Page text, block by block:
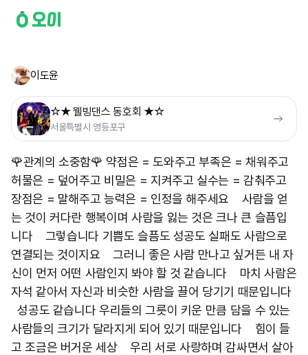
이도윤
☆★ 웰빙댄스 동호회 ★☆
서울특별시 영등포구
🌹관계의 소중함🌹 약점은 = 도와주고 부족은 = 채워주고
허물은 = 덮어주고 비밀은 = 지켜주고 실수는 = 감춰주고
장점은 = 말해주고 능력은 = 인정을 해주세요 사람을 얻
는 것이 커다란 행복이며 사람을 잃는 것은 크나 큰 슬픔입
니다 그렇습니다 기쁨도 슬픔도 성공도 실패도 사람으로
연결되는 것이지요 그러니 좋은 사람 만나고 싶거든 내 자
신이 먼저 어떤 사람인지 봐야 할 것 같습니다 마치 사람은
자석 같아서 자신과 비슷한 사람을 끌어 당기기 때문입니다
성공도 같습니다 우리들의 그릇이 키운 만큼 담을 수 있는
사람들의 크기가 달라지게 되어 있기 때문입니다 힘이 들
고 조금은 버거운 세상 우리 서로 사랑하며 감싸면서 살아